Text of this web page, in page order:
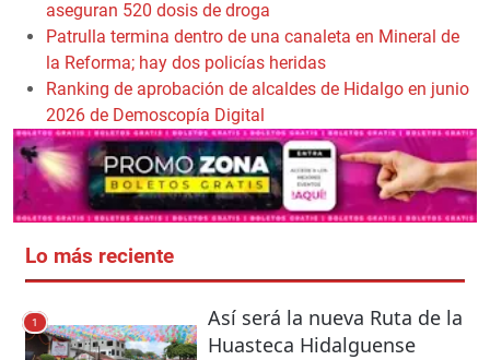
aseguran 520 dosis de droga
Patrulla termina dentro de una canaleta en Mineral de
la Reforma; hay dos policías heridas
Ranking de aprobación de alcaldes de Hidalgo en junio
2026 de Demoscopía Digital
Lo más reciente
1
Así será la nueva Ruta de la
Huasteca Hidalguense